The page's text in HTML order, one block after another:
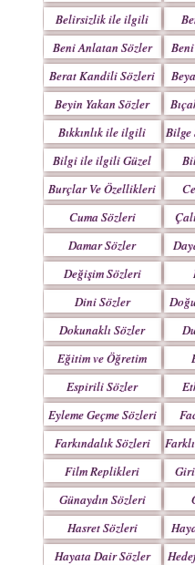
Belirsizlik ile ilgili
Sözler
Beni Anlatan Sözler
Berat Kandili Sözleri
Mesajları
Beyin Yakan Sözler
Bıkkınlık ile ilgili
Sözler
Bilge
Bilgi ile ilgili Güzel
Sözler
Burçlar Ve Özellikleri
Cuma Sözleri
Damar Sözler
Değişim Sözleri
Dini Sözler
Dokunaklı Sözler
Eğitim ve Öğretim
Sözleri
Espirili Sözler
Eyleme Geçme Sözleri
Farkındalık Sözleri
Film Replikleri
Günaydın Sözleri
Hasret Sözleri
Hayata Dair Sözler